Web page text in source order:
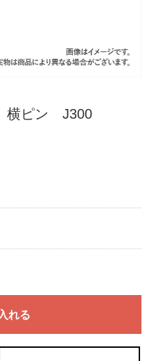
横ピン J300
れる